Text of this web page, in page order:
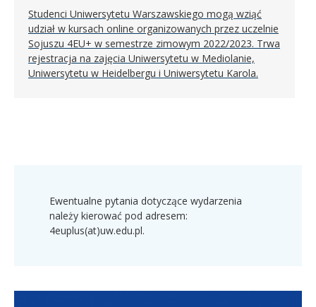
Studenci Uniwersytetu Warszawskiego mogą wziąć
udział w kursach online organizowanych przez uczelnie
Sojuszu 4EU+ w semestrze zimowym 2022/2023. Trwa
rejestracja na zajęcia Uniwersytetu w Mediolanie,
Uniwersytetu w Heidelbergu i Uniwersytetu Karola.
Ewentualne pytania dotyczące wydarzenia
należy kierować pod adresem:
4euplus(at)uw.edu.pl.